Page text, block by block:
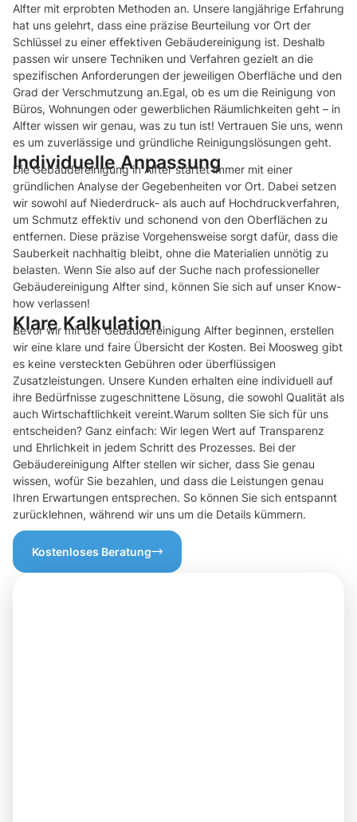
Alfter mit erprobten Methoden an. Unsere langjährige Erfahrung
hat uns gelehrt, dass eine präzise Beurteilung vor Ort der
Schlüssel zu einer effektiven Gebäudereinigung ist. Deshalb
passen wir unsere Techniken und Verfahren gezielt an die
spezifischen Anforderungen der jeweiligen Oberfläche und den
Grad der Verschmutzung an.Egal, ob es um die Reinigung von
Büros, Wohnungen oder gewerblichen Räumlichkeiten geht – in
Alfter wissen wir genau, was zu tun ist! Vertrauen Sie uns, wenn
es um zuverlässige und gründliche Reinigungslösungen geht.
Individuelle Anpassung
Die Gebäudereinigung in Alfter startet immer mit einer
gründlichen Analyse der Gegebenheiten vor Ort. Dabei setzen
wir sowohl auf Niederdruck- als auch auf Hochdruckverfahren,
um Schmutz effektiv und schonend von den Oberflächen zu
entfernen. Diese präzise Vorgehensweise sorgt dafür, dass die
Sauberkeit nachhaltig bleibt, ohne die Materialien unnötig zu
belasten. Wenn Sie also auf der Suche nach professioneller
Gebäudereinigung Alfter sind, können Sie sich auf unser Know-
how verlassen!
Klare Kalkulation
Bevor wir mit der Gebäudereinigung Alfter beginnen, erstellen
wir eine klare und faire Übersicht der Kosten. Bei Moosweg gibt
es keine versteckten Gebühren oder überflüssigen
Zusatzleistungen. Unsere Kunden erhalten eine individuell auf
ihre Bedürfnisse zugeschnittene Lösung, die sowohl Qualität als
auch Wirtschaftlichkeit vereint.Warum sollten Sie sich für uns
entscheiden? Ganz einfach: Wir legen Wert auf Transparenz
und Ehrlichkeit in jedem Schritt des Prozesses. Bei der
Gebäudereinigung Alfter stellen wir sicher, dass Sie genau
wissen, wofür Sie bezahlen, und dass die Leistungen genau
Ihren Erwartungen entsprechen. So können Sie sich entspannt
zurücklehnen, während wir uns um die Details kümmern.
Kostenloses Beratung